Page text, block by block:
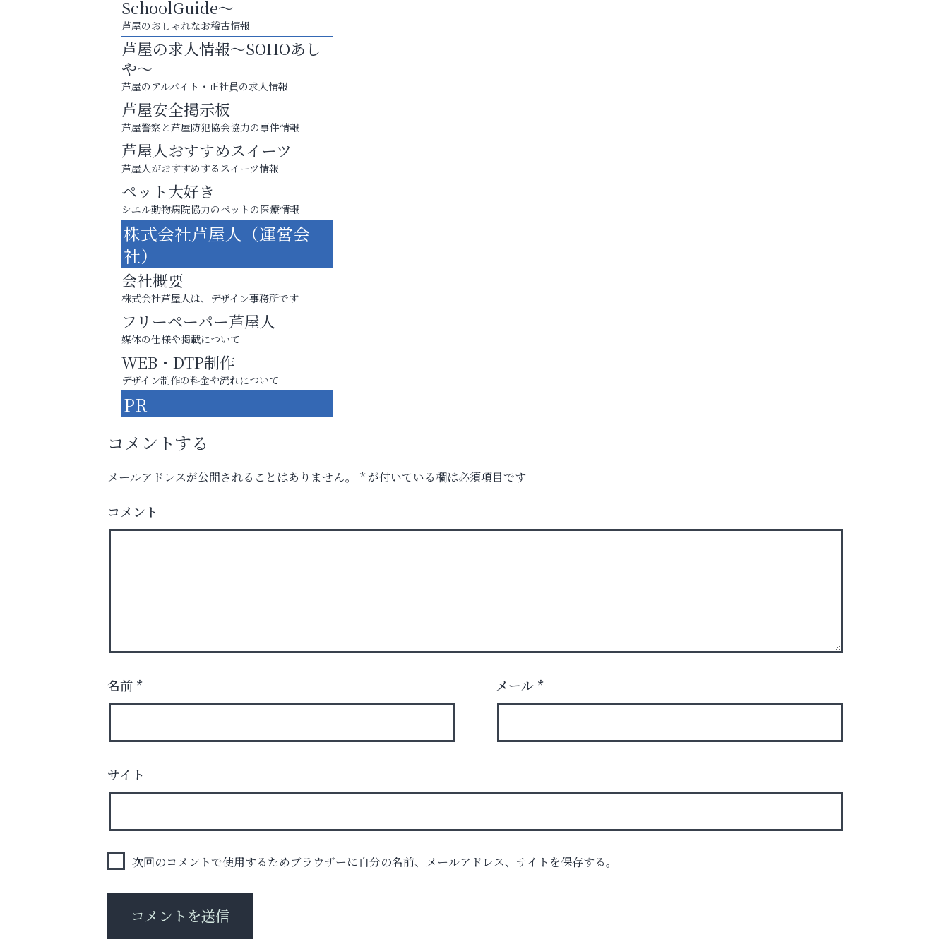
スマホは何時間までなら大丈夫？ ～スマホ時代
に知っておきたい子どもの近視対策～
芦屋インターナショナルスク
ール
おそうじ本舗芦屋東
エアコン掃除は“今”が最適
便利屋ファースト
SchoolGuide～
芦屋のおしゃれなお稽古情報
芦屋の求人情報～SOHOあし
や～
芦屋のアルバイト・正社員の求人情報
芦屋安全掲示板
芦屋警察と芦屋防犯協会協力の事件情報
芦屋人おすすめスイーツ
芦屋人がおすすめするスイーツ情報
ペット大好き
シエル動物病院協力のペットの医療情報
株式会社芦屋人（運営会
社）
会社概要
株式会社芦屋人は、デザイン事務所です
フリーペーパー芦屋人
媒体の仕様や掲載について
WEB・DTP制作
デザイン制作の料金や流れについて
PR
コメントする
メールアドレスが公開されることはありません。 *が付いている欄は必須項目です
コメント
名前 * メール *
サイト
次回のコメントで使用するためブラウザーに自分の名前、メールアドレス、サイトを保存する。